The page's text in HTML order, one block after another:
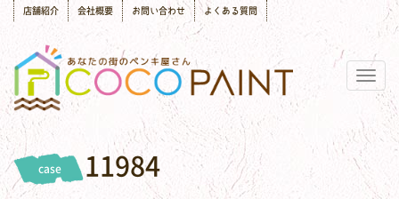
店舗紹介 会社概要 お問い合わせ よくある質問
case 11984